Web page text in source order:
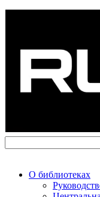
О библиотеках